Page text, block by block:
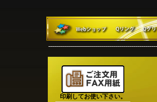
印刷してお使い下さい。